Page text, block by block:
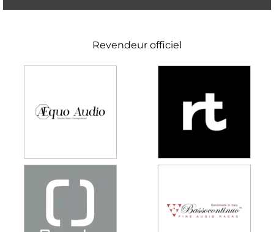
Revendeur officiel